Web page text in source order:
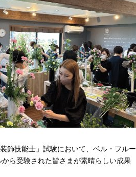
飾技能士」試験において、ベル・フルー
ら受験された皆さまが素晴らしい成果